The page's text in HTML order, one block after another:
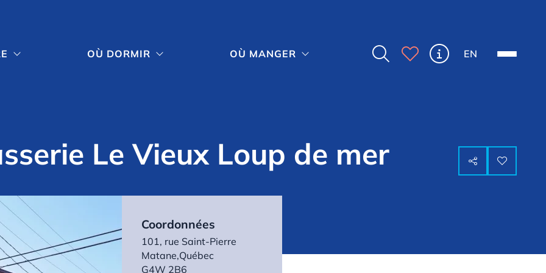
 OÙ DORMIR  OÙ MANGER     EN
Le Vieux Loup de mer  
Coordonnées
101, rue Saint-Pierre
Matane,Québec
G4W 2B6